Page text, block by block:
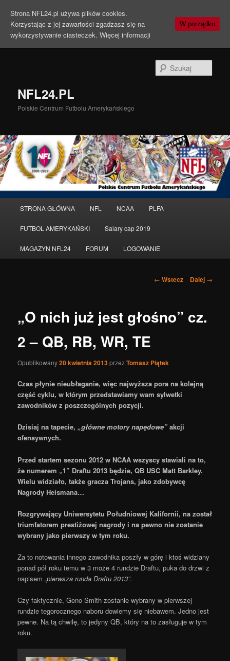
NFL24.PL
Polskie Centrum Futbolu Amerykańskiego
główne
Przeskocz
do
tekstu
STRONA GŁÓWNA NFL NCAA PLFA
FUTBOL AMERYKAŃSKI Salary cap 2019
MAGAZYN NFL24 FORUM LOGOWANIE
Nawigacja
← Wstecz Dalej →
„O nich już jest głośno” cz.
2 – QB, RB, WR, TE
Opublikowany20 kwietnia 2013przezTomasz Piątek
Czas płynie nieubłaganie, więc najwyższa pora na kolejną
część cyklu, w którym przedstawiamy wam sylwetki
zawodników z poszczególnych pozycji.
Dzisiaj na tapecie,„główne motory napędowe” akcji
ofensywnych.
Przed startem sezonu 2012 w NCAA wszyscy stawiali na to,
że numerem „1” Draftu 2013 będzie, QB USC Matt Barkley.
Wielu widziało, także gracza Trojans, jako zdobywcę
Nagrody Heismana…
Rozgrywający Uniwersytetu Południowej Kalifornii, na został
triumfatorem prestiżowej nagrody i na pewno nie zostanie
wybrany jako pierwszy w tym roku.
Za to notowania innego zawodnika poszły w górę i ktoś widziany
ponad pół roku temu w 3 może 4 rundzie Draftu, puka do drzwi z
napisem„pierwsza runda Draftu 2013”.
Czy faktycznie, Geno Smith zostanie wybrany w pierwszej
rundzie tegorocznego naboru dowiemy się niebawem. Jedno jest
pewne. Na tą chwilę, to jedyny QB, który na to zasługuje w tym
roku.
Strona NFL24.pl używa plików cookies.
Korzystając z jej zawartości zgadzasz się na
wykorzystywanie ciasteczek. Więcej informacji
W porządku